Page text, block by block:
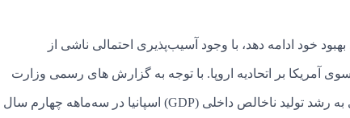
بهبود خود ادامه دهد، با وجود آسیب‌پذیری احتمالی ناشی از
آمریکا بر اتحادیه اروپا. با توجه به گزارش های رسمی وزارت
اقتصاد اسپانیا عملکرد قوی در بخش‌های گردشگری و کشاورزی به رشد تولید ناخالص داخلی (GDP) اسپانیا در سه‌ماهه چهارم سال